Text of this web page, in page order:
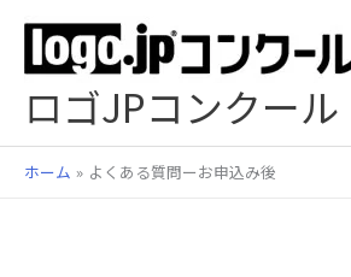
プ
ロゴJPコンクール
ホーム よくある質問ーお申込み後